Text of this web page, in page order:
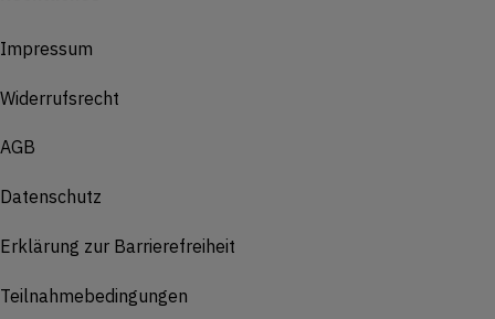
Impressum
Widerrufsrecht
AGB
Datenschutz
Erklärung zur Barrierefreiheit
Teilnahmebedingungen